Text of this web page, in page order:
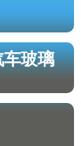
车玻璃